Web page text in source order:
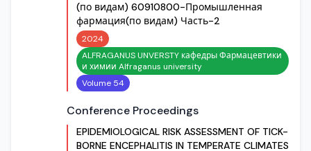
(по видам) 60910800-Промышленная
фармация(по видам) Часть-2
2024
ALFRAGANUS UNVERSTY кафедры Фармацевтики
и химии Alfraganus university
Volume 54
Conference Proceedings
EPIDEMIOLOGICAL RISK ASSESSMENT OF TICK-
BORNE ENCEPHALITIS IN TEMPERATE CLIMATES